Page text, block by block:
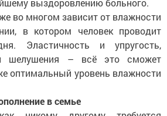
выздоровлению больного.
во многом зависит от влажности
в котором человек проводит
Эластичность и упругость,
шелушения – всё это сможет
оптимальный уровень влажности
в семье